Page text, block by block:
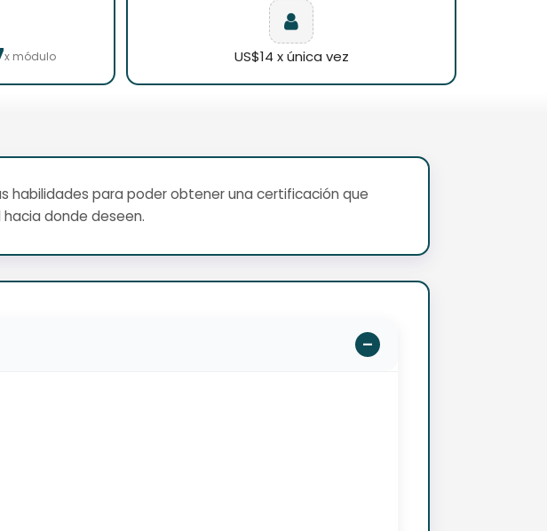
x módulo US$14 x única vez
habilidades para poder obtener una certificación que
donde deseen.